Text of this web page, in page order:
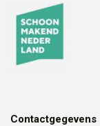
Contactgegevens